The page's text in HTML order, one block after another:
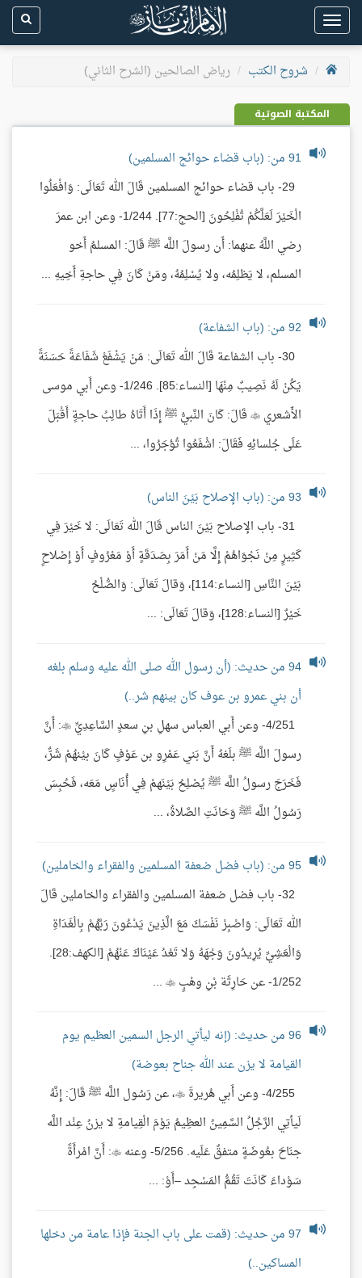
Toggle
navigation
شروح الكتب
رياض الصالحين (الشرح الثاني)
المكتبة الصوتية
91 من: (باب قضاء حوائج المسلمين)
29- باب قضاء حوائج المسلمين قَالَ الله تَعَالَى: وَافْعَلُوا
الْخَيْرَ لَعَلَّكُمْ تُفْلِحُونَ [الحج:77]. 1/244- وعن ابن عمرَ
رضي اللَّهُ عنهما: أَن رسولَ اللَّه ﷺ قَالَ: المسلمُ أَخو
المسلم، لا يَظلِمُه، ولا يُسْلِمُهُ، ومَنْ كَانَ فِي حاجةِ أَخِيهِ ...
92 من: (باب الشفاعة)
30- باب الشفاعة قَالَ الله تَعَالَى: مَنْ يَشْفَعْ شَفَاعَةً حَسَنَةً
يَكُنْ لَهُ نَصِيبٌ مِنْهَا [النساء:85]. 1/246- وعن أَبي موسى
الأَشعري  قَالَ: كَانَ النَّبيُّ ﷺ إِذَا أَتَاهُ طالِبُ حاجةٍ أَقْبَلَ
عَلَى جُلسائِهِ فَقَالَ: اشْفَعُوا تُؤجَرُوا، ...
93 من: (باب الإصلاح بَيْنَ الناس)
31- باب الإصلاح بَيْنَ الناس قَالَ الله تَعَالَى: لا خَيْرَ فِي
كَثِيرٍ مِنْ نَجْوَاهُمْ إِلَّا مَنْ أَمَرَ بِصَدَقَةٍ أَوْ مَعْرُوفٍ أَوْ إِصْلاحٍ
بَيْنَ النَّاسِ [النساء:114]، وَقالَ تَعَالَى: وَالصُّلْحُ
خَيْرٌ [النساء:128]، وَقالَ تَعَالَى: ...
94 من حديث: (أن رسول الله صلى الله عليه وسلم بلغه
أن بني عمرو بن عوف كان بينهم شر..)
4/251- وعن أَبي العباس سهلِ بنِ سعدٍ السَّاعِدِيِّ : أَنَّ
رسولَ اللَّه ﷺ بلَغهُ أَنَّ بَني عَمْرِو بن عَوْفٍ كَانَ بيْنهُمْ شَرٌّ،
فَخَرَجَ رسولُ اللَّه ﷺ يُصْلِحُ بَيْنَهمْ فِي أُنَاسٍ مَعَه، فَحُبِسَ
رَسُولُ اللَّه ﷺ وَحَانَتِ الصَّلاةُ، ...
95 من: (باب فضل ضعفة المسلمين والفقراء والخاملين)
32- باب فضل ضعفة المسلمين والفقراء والخاملين قَالَ
الله تَعَالَى: وَاصْبِرْ نَفْسَكَ مَعَ الَّذِينَ يَدْعُونَ رَبَّهُمْ بِالْغَدَاةِ
وَالْعَشِيِّ يُرِيدُونَ وَجْهَهُ وَلا تَعْدُ عَيْنَاكَ عَنْهُمْ [الكهف:28].
1/252- عن حَارِثَة بْنِ وهْبٍ  ...
96 من حديث: (إنه ليأتي الرجل السمين العظيم يوم
القيامة لا يزن عند الله جناح بعوضة)
4/255- وعن أَبي هُريرةَ ، عن رَسُول اللَّه ﷺ قَالَ: إِنَّهُ
لَيأتِي الرَّجُلُ السَّمِينُ العظِيمُ يَوْمَ الْقِيامةِ لا يزنُ عِنْد اللَّه
جنَاحَ بعُوضَةٍ متفقٌ عَلَيه. 5/256- وعنه : أَنَّ امْرأَةً
سَوْداءَ كَانَتَ تَقُمُّ المَسْجِد –أَوْ: ...
97 من حديث: (قمت على باب الجنة فإذا عامة من دخلها
المساكين..)